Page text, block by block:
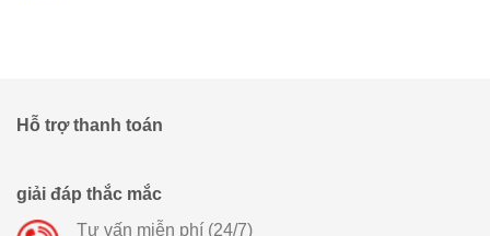
Hỗ trợ thanh toán
giải đáp thắc mắc
Tư vấn miễn phí (24/7)